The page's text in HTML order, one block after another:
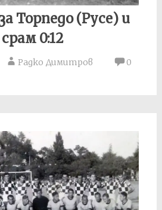
Торпедо (Русе) и
0:12
Радко Димитров
0